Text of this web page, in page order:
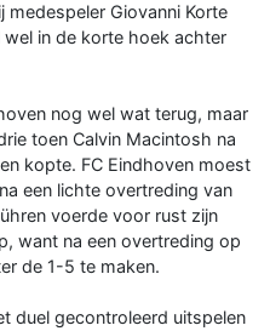
Giovanni Korte
in de korte hoek achter
nog wel wat terug, maar
toen Calvin Macintosh na
kopte. FC Eindhoven moest
een lichte overtreding van
voerde voor rust zijn
want na een overtreding op
de 1-5 te maken.
duel gecontroleerd uitspelen